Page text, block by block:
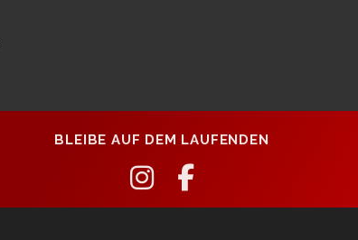
BLEIBE AUF DEM LAUFENDEN